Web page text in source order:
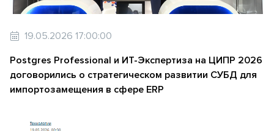
19.05.2026 17:00:00
Postgres Professional и ИТ-Экспертиза на ЦИПР 2026
договорились о стратегическом развитии СУБД для
импортозамещения в сфере ERP